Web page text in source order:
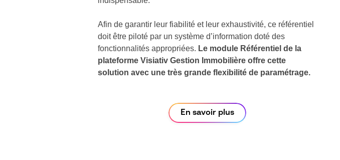
Afin de garantir leur fiabilité et leur exhaustivité, ce référentiel
doit être piloté par un système d’information doté des
fonctionnalités appropriées. Le module Référentiel de la
plateforme Visiativ Gestion Immobilière offre cette
solution avec une très grande flexibilité de paramétrage.
En savoir plus